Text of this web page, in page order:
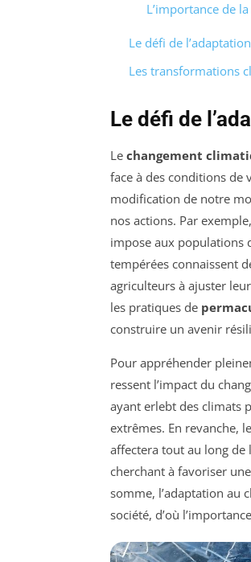
L’importance de
Le défi de
Les transformations
Le défi de
Le changement
face à des conditions de
modification de notre
nos actions. Par
impose aux populations
tempérées connaissent
agriculteurs à ajuster
les pratiques de
construire un avenir
Pour appréhender
ressent l’impact du
ayant erlebt des climats
extrêmes. En revanche,
affectera tout au long de
cherchant à favoriser une
somme, l’adaptation au
société, d’où